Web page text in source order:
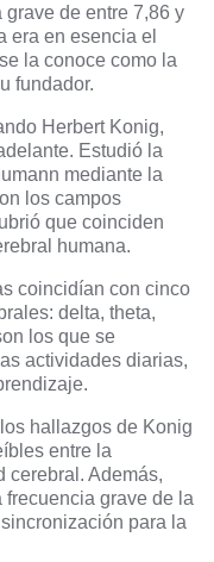
de entre 7,86 y
era en esencia el
la conoce como la
fundador.
Herbert Konig,
Estudió la
mediante la
los campos
que coinciden
humana.
coincidían con cinco
delta, theta,
los que se
actividades diarias,
hallazgos de Konig
entre la
cerebral. Además,
grave de la
para la